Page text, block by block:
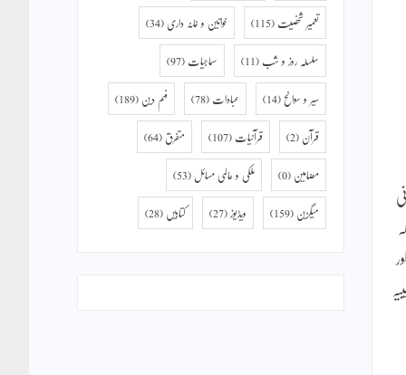
تعمیر شخصیت (115) خواتین و خانہ داری (34)
سلسلہ روز و شب (11) سماجیات (97)
سیر و سوانح(14) عبادات (78) فہم دین (189)
قرآن (2) قرآنیات (107) متفرق (64)
مضامین (0) ملکی و عالمی مسائل (53)
میگزین (159) ویڈیوز (27) کتابیں (28)